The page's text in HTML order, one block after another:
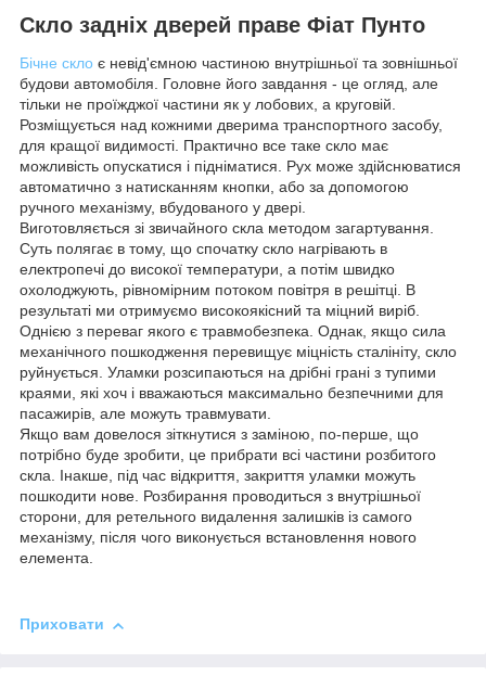
Скло задніх дверей праве Фіат Пунто
Бічне скло є невід'ємною частиною внутрішньої та зовнішньої
будови автомобіля. Головне його завдання - це огляд, але
тільки не проїжджої частини як у лобових, а круговій.
Розміщується над кожними дверима транспортного засобу,
для кращої видимості. Практично все таке скло має
можливість опускатися і підніматися. Рух може здійснюватися
автоматично з натисканням кнопки, або за допомогою
ручного механізму, вбудованого у двері.
Виготовляється зі звичайного скла методом загартування.
Суть полягає в тому, що спочатку скло нагрівають в
електропечі до високої температури, а потім швидко
охолоджують, рівномірним потоком повітря в решітці. В
результаті ми отримуємо високоякісний та міцний виріб.
Однією з переваг якого є травмобезпека. Однак, якщо сила
механічного пошкодження перевищує міцність сталініту, скло
руйнується. Уламки розсипаються на дрібні грані з тупими
краями, які хоч і вважаються максимально безпечними для
пасажирів, але можуть травмувати.
Якщо вам довелося зіткнутися з заміною, по-перше, що
потрібно буде зробити, це прибрати всі частини розбитого
скла. Інакше, під час відкриття, закриття уламки можуть
пошкодити нове. Розбирання проводиться з внутрішньої
сторони, для ретельного видалення залишків із самого
механізму, після чого виконується встановлення нового
елемента.
Приховати